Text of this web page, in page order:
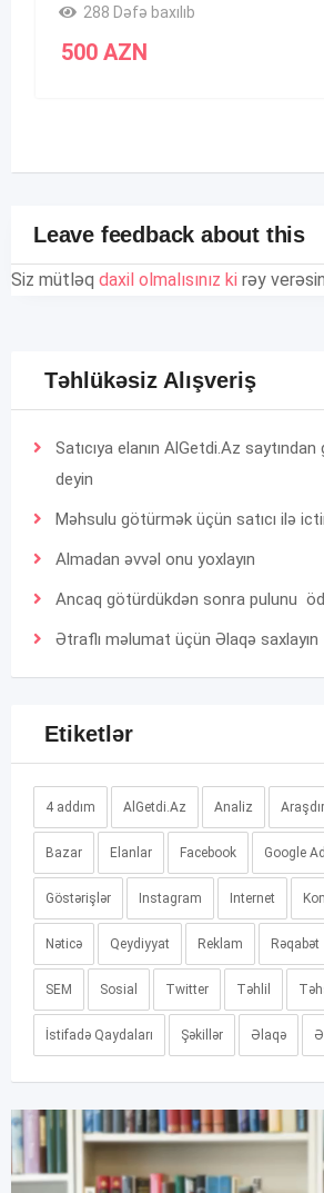
288 Dəfə baxılıb
500 AZN
Leave feedback about this
Siz mütləq daxil olmalısınız ki rəy
Təhlükəsiz Alışveriş
Satıcıya elanın AlGetdi.Az
deyin
Məhsulu götürmək üçün satıcı ilə
Almadan əvvəl onu yoxlayın
Ancaq götürdükdən sonra pulunu
Ətraflı məlumat üçün Əlaqə saxlayın
Etiketlər
4 addım AlGetdi.Az Analiz
Bazar Elanlar Facebook Google
Göstərişlər Instagram Internet
Nəticə Qeydiyyat Reklam Rəqabət
SEM Sosial Twitter Təhlil
İstifadə Qaydaları Şəkillər Əlaqə